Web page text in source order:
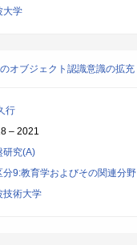
大学
オブジェクト認識意識の拡充
行
– 2021
研究(A)
分9:教育学およびその関連分野
技術大学